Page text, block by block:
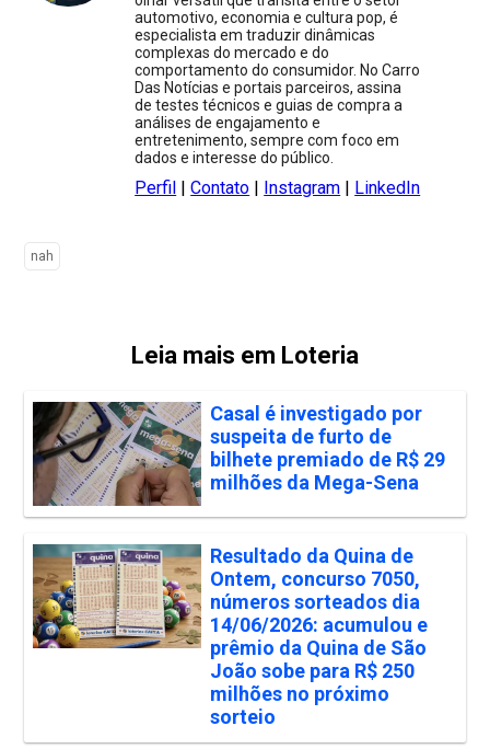
automotivo, economia e cultura pop, é
especialista em traduzir dinâmicas
complexas do mercado e do
comportamento do consumidor. No Carro
Das Notícias e portais parceiros, assina
de testes técnicos e guias de compra a
análises de engajamento e
entretenimento, sempre com foco em
dados e interesse do público.
Perfil |Contato | Instagram | LinkedIn
nah
Leia mais em Loteria
Casal é investigado por
suspeita de furto de
bilhete premiado de R$ 29
milhões da Mega-Sena
Resultado da Quina de
Ontem, concurso 7050,
números sorteados dia
14/06/2026: acumulou e
prêmio da Quina de São
João sobe para R$ 250
milhões no próximo
sorteio